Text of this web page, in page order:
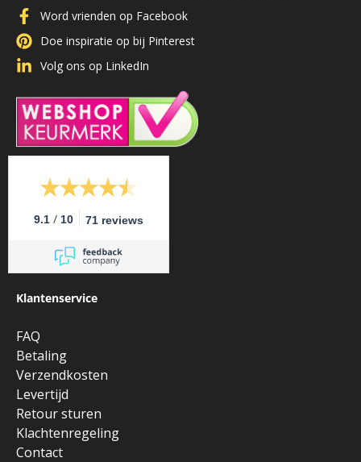
Word vrienden op Facebook
Doe inspiratie op bij Pinterest
Volg ons op LinkedIn
9.1 / 10 71 reviews
Klantenservice
FAQ
Betaling
Verzendkosten
Levertijd
Retour sturen
Klachtenregeling
Contact